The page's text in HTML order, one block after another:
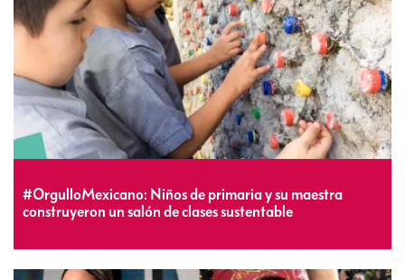
#OrgulloMexicano: Niños de primaria y su maestra
construyeron un salón de clases sustentable